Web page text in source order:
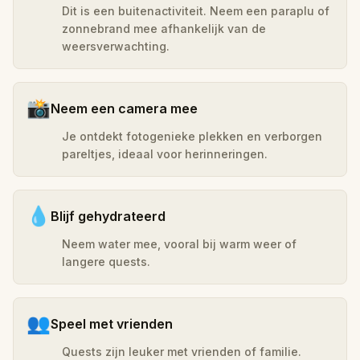
Dit is een buitenactiviteit. Neem een paraplu of
zonnebrand mee afhankelijk van de
weersverwachting.
📸Neem een camera mee
Je ontdekt fotogenieke plekken en verborgen
pareltjes, ideaal voor herinneringen.
💧 Blijf gehydrateerd
Neem water mee, vooral bij warm weer of
langere quests.
👥Speel met vrienden
Quests zijn leuker met vrienden of familie.